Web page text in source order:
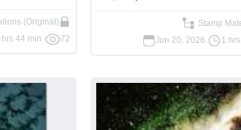
(Original)
44 min 72
Stamp
Jun 20, 2026
1